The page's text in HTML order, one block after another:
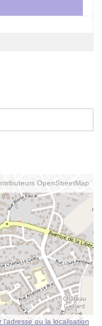
OpenStreetMap
l’adresse ou la localisation